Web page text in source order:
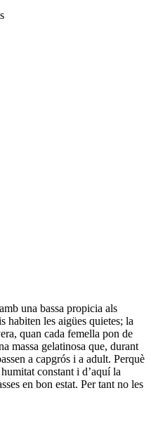
una bassa propicia als
habiten les aigües quietes; la
quan cada femella pon de
massa gelatinosa que, durant
a capgrós i a adult. Perquè
constant i d’aquí la
en bon estat. Per tant no les